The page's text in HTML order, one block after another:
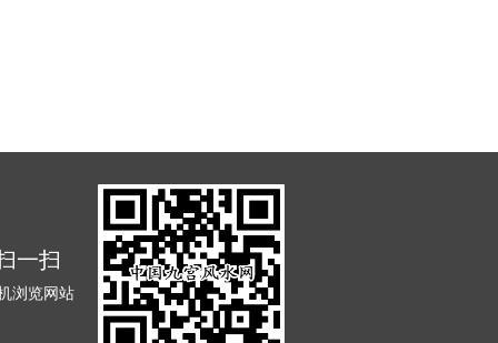
一扫
浏览网站